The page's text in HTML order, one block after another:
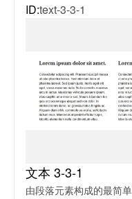
ID:text-3-3-1
文本 3-3-1
由段落元素构成的最简单